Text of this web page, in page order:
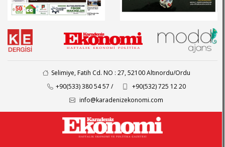
Selimiye, Fatih Cd. NO : 27, 52100 Altınordu/Ordu
+90(533) 380 54 57 /
+90(532) 725 12 20
info@karadenizekonomi.com